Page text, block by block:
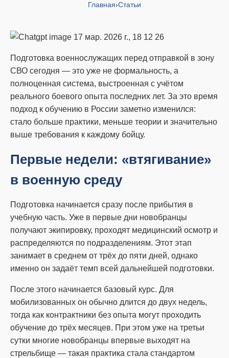
Главная›Статьи
Подготовка военнослужащих перед отправкой в зону
СВО сегодня — это уже не формальность, а
полноценная система, выстроенная с учётом
реального боевого опыта последних лет. За это время
подход к обучению в России заметно изменился:
стало больше практики, меньше теории и значительно
выше требования к каждому бойцу.
Первые недели: «втягивание»
в военную среду
Подготовка начинается сразу после прибытия в
учебную часть. Уже в первые дни новобранцы
получают экипировку, проходят медицинский осмотр и
распределяются по подразделениям. Этот этап
занимает в среднем от трёх до пяти дней, однако
именно он задаёт темп всей дальнейшей подготовки.
После этого начинается базовый курс. Для
мобилизованных он обычно длится до двух недель,
тогда как контрактники без опыта могут проходить
обучение до трёх месяцев. При этом уже на третьи
сутки многие новобранцы впервые выходят на
стрельбище — такая практика стала стандартом